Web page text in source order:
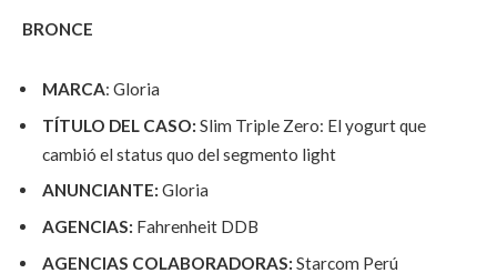
BRONCE
MARCA: Gloria
TÍTULO DEL CASO: Slim Triple Zero: El yogurt que
cambió el status quo del segmento light
ANUNCIANTE: Gloria
AGENCIAS: Fahrenheit DDB
AGENCIAS COLABORADORAS: Starcom Perú